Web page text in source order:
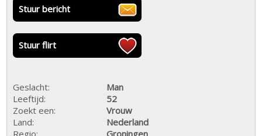
Stuur bericht
Stuur flirt
Geslacht:
Man
Leeftijd:
52
Zoekt een:
Vrouw
Land:
Nederland